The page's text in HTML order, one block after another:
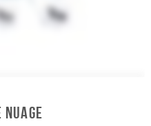
nuage